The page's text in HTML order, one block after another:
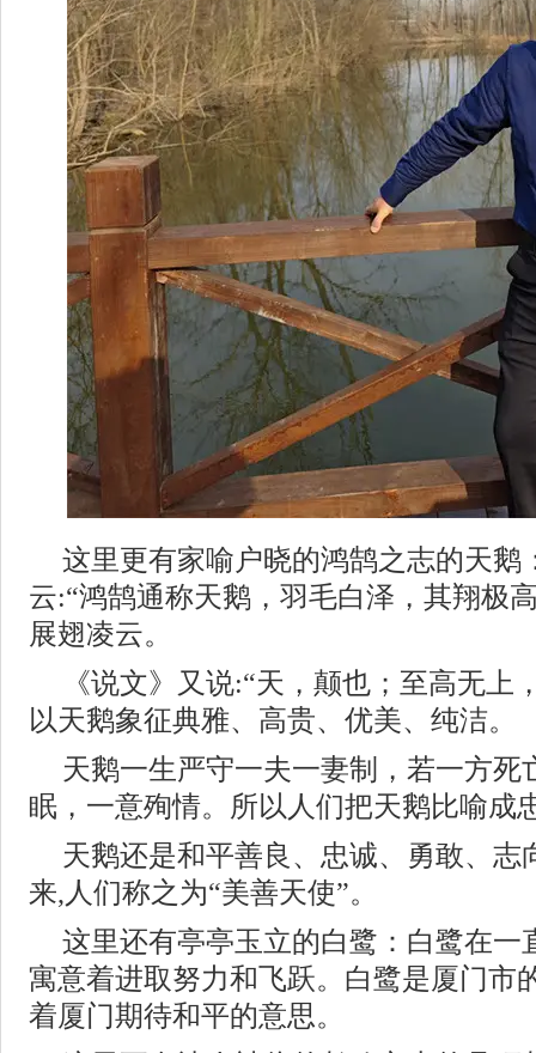
这里更有家喻户晓的鸿鹄之志的天鹅
云:“鸿鹄通称天鹅，羽毛白泽，其翔极
展翅凌云。
《说文》又说:“天，颠也；至高无上
以天鹅象征典雅、高贵、优美、纯洁。
天鹅一生严守一夫一妻制，若一方死
眠，一意殉情。所以人们把天鹅比喻成
天鹅还是和平善良、忠诚、勇敢、志
来,人们称之为“美善天使”。
这里还有亭亭玉立的白鹭：白鹭在一
寓意着进取努力和飞跃。白鹭是厦门市
着厦门期待和平的意思。